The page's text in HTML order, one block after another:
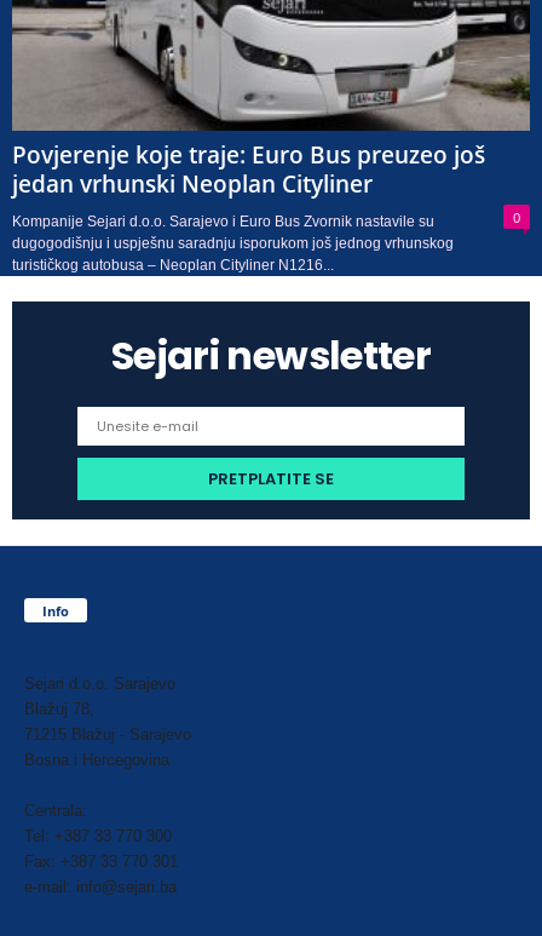
Povjerenje koje traje: Euro Bus preuzeo još
jedan vrhunski Neoplan Cityliner
0
Kompanije Sejari d.o.o. Sarajevo i Euro Bus Zvornik nastavile su
dugogodišnju i uspješnu saradnju isporukom još jednog vrhunskog
turističkog autobusa – Neoplan Cityliner N1216...
Sejari newsletter
Info
Sejari d.o.o. Sarajevo
Blažuj 78,
71215 Blažuj - Sarajevo
Bosna i Hercegovina
Centrala:
Tel: +387 33 770 300
Fax: +387 33 770 301
e-mail: info@sejari.ba